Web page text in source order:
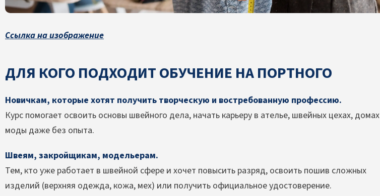
Ссылка на изображение
ДЛЯ КОГО ПОДХОДИТ ОБУЧЕНИЕ НА ПОРТНОГО
Новичкам, которые хотят получить творческую и востребованную профессию.
Курс помогает освоить основы швейного дела, начать карьеру в ателье, швейных цехах, домах
моды даже без опыта.
Швеям, закройщикам, модельерам.
Тем, кто уже работает в швейной сфере и хочет повысить разряд, освоить пошив сложных
изделий (верхняя одежда, кожа, мех) или получить официальное удостоверение.